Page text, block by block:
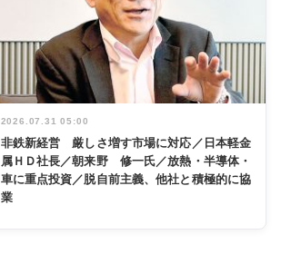
2026.07.31 05:00
非鉄新経営 厳しさ増す市場に対応／日本軽金
属ＨＤ社長／朝来野 修一氏／放熱・半導体・
車に重点投資／脱自前主義、他社と積極的に協
業